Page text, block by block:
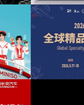
鸿蒙智家发布会提供音
版权